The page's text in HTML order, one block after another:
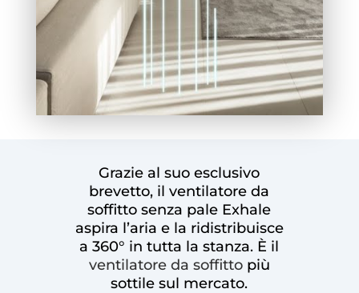
Grazie al suo esclusivo
brevetto, il ventilatore da
soffitto senza pale Exhale
aspira l’aria e la ridistribuisce
a 360° in tutta la stanza. È il
ventilatore da soffittopiù
sottile sul mercato.